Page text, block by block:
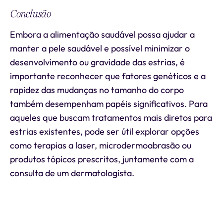
Conclusão
Embora a alimentação saudável possa ajudar a
manter a pele saudável e possível minimizar o
desenvolvimento ou gravidade das estrias, é
importante reconhecer que fatores genéticos e a
rapidez das mudanças no tamanho do corpo
também desempenham papéis significativos. Para
aqueles que buscam tratamentos mais diretos para
estrias existentes, pode ser útil explorar opções
como terapias a laser, microdermoabrasão ou
produtos tópicos prescritos, juntamente com a
consulta de um dermatologista.